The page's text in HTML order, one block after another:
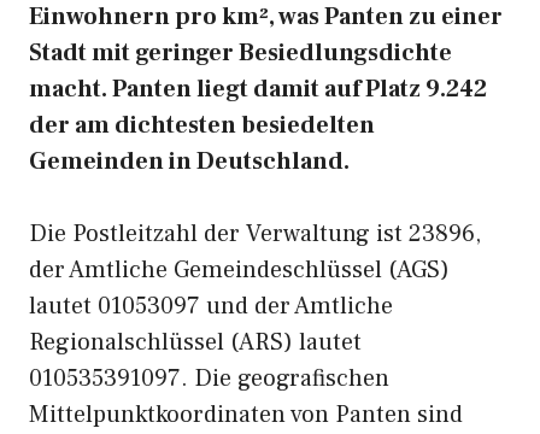
Einwohnern pro km², was Panten zu einer
Stadt mit geringer Besiedlungsdichte
macht. Panten liegt damit auf Platz 9.242
der am dichtesten besiedelten
Gemeinden in Deutschland.
Die Postleitzahl der Verwaltung ist 23896,
der Amtliche Gemeindeschlüssel (AGS)
lautet 01053097 und der Amtliche
Regionalschlüssel (ARS) lautet
010535391097. Die geografischen
Mittelpunktkoordinaten von Panten sind